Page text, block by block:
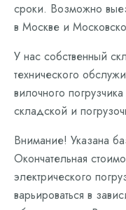
сроки. Возможно
в Москве и
У нас собственный
технического
вилочного
складской и
Внимание! Указана
Окончательная
электрического
варьироваться в